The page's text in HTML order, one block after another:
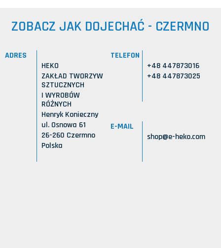
ZOBACZ JAK DOJECHAĆ - CZERMNO
ADRES
HEKO
ZAKŁAD TWORZYW
SZTUCZNYCH
I WYROBÓW
RÓŻNYCH
Henryk Konieczny
ul. Osnowa 61
26-260 Czermno
Polska
TELEFON
+48 447873016
+48 447873025
E-MAIL
shop@e-heko.com